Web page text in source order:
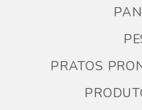
PRATOS